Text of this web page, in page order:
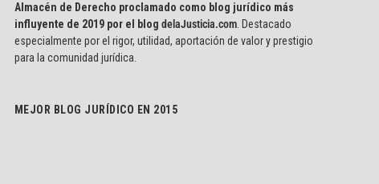
Almacén de Derecho proclamado como blog jurídico más
influyente de 2019 por el blog delaJusticia.com. Destacado
especialmente por el rigor, utilidad, aportación de valor y prestigio
para la comunidad jurídica.
MEJOR BLOG JURÍDICO EN 2015